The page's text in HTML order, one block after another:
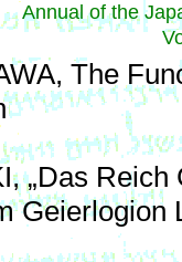
Annual of the
The
„Das Reich
Geierlogion